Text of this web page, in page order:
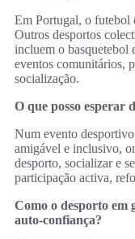
Em Portugal, o futebol
Outros desportos
incluem o basquetebol
eventos comunitários,
socialização.
O que posso esperar
Num evento
amigável e inclusivo,
desporto, socializar e
participação activa,
Como o desporto
auto-confiança?